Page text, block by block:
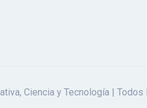
Ciencia y Tecnología |